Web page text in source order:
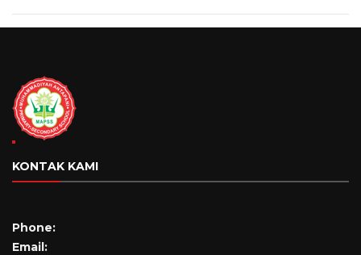
KONTAK KAMI
Phone:
Email: